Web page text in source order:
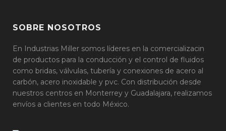
SOBRE NOSOTROS
En Industrias Miller somos líderes en la comercializacin
de productos para la conducción y el control de fluidos
como bridas, válvulas, tubería y conexiones de acero al
carbón, acero inoxidable y pvc. Con distribución desde
nuestros centros en Monterrey y Guadalajara, realizamos
envíos a clientes en todo México.